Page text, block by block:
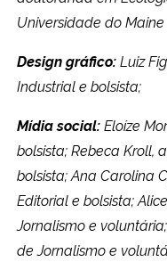
Universidade do Maine
Design gráfico:Luiz
Industrial e bolsista;
Mídia social:Eloíze
bolsista; Rebeca Kroll,
bolsista; Ana Carolina
Editorial e bolsista;
Jornalismo e
de Jornalismo e